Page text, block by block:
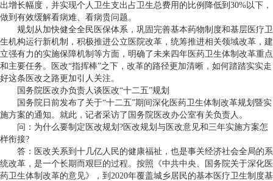
出增长幅度，并实现个人卫生支出占卫生总费用的比例降低到30%以下，
做到有效缓解看病难、看病贵问题。
规划从加快健全全民医保体系，巩固完善基本药物制度和基层医疗卫
生机构运行新机制，积极推进公立医院改革，统筹推进相关领域改革，建
立强有力的实施保障机制等方面，明确了未来四年医药卫生体制改革重点
和主要任务。医改“指挥棒”之下，改革的路径更加清晰，如何踏踏实实走
好这条医改之路更加引人关注。
国务院医改办负责人谈医改“十二五”规划
国务院日前发布了关于“十二五”期间深化医药卫生体制改革规划暨实
施方案的通知。就此，记者采访了国务院医改办公室有关负责人。
问：为什么要制定医改规划?医改规划与医改意见和三年实施方案怎
样衔接?
答：医改关系到十几亿人民的健康福祉，也是事关经济社会全局的系
统改革，是一个长期而艰巨的过程。按照《中共中央、国务院关于深化医
药卫生体制改革的意见》，到2020年覆盖城乡居民的基本医疗卫生制度基